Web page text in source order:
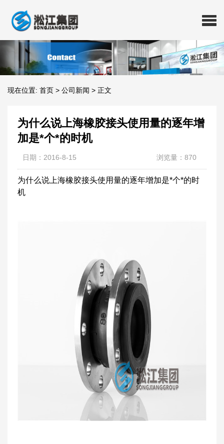
现在位置: 首页 > 公司新闻 > 正文
为什么说上海橡胶接头使用量的逐年增
加是*个*的时机
日期：2016-8-15 浏览量：870
为什么说上海橡胶接头使用量的逐年增加是*个*的时
机